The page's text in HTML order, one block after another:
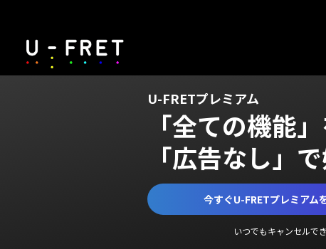
U-FRETプレミアム
「全ての機能
「広告なし」
今すぐU-FRETプレミアム
いつでもキャンセルで